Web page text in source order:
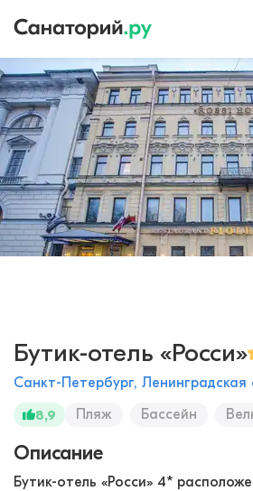
Бутик-отель «Росси»
Санкт-Петербург, Ленинградская
8,9
Пляж Бассейн
Описание
Бутик-отель «Росси» 4*